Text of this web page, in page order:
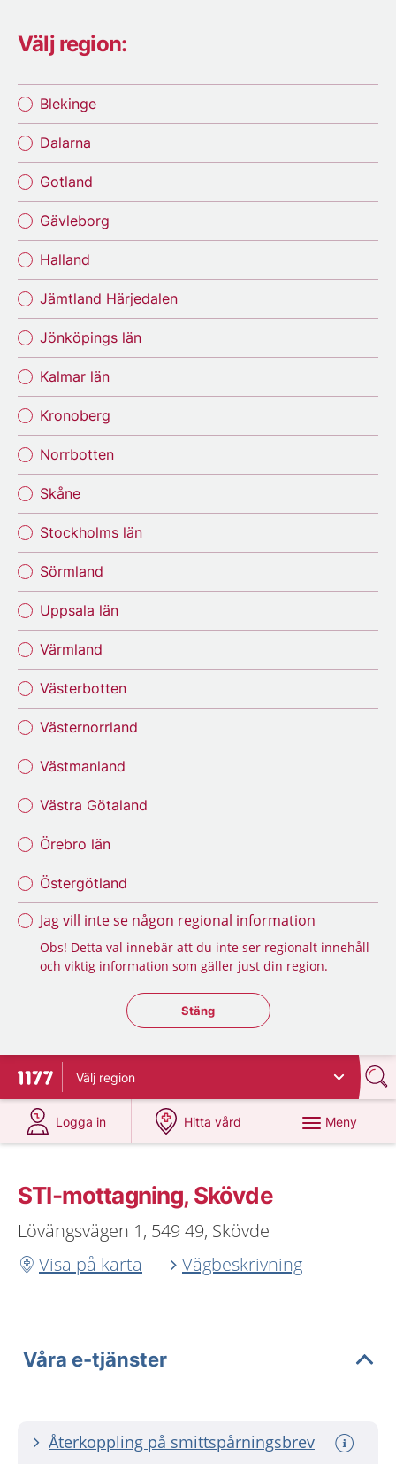
Välj region:
Blekinge
Dalarna
Gotland
Gävleborg
Halland
Jämtland Härjedalen
Jönköpings län
Kalmar län
Kronoberg
Norrbotten
Skåne
Stockholms län
Sörmland
Uppsala län
Värmland
Västerbotten
Västernorrland
Västmanland
Västra Götaland
Örebro län
Östergötland
Jag vill inte se någon regional information
Obs! Detta val innebär att du inte ser regionalt innehåll
och viktig information som gäller just din region.
Stäng regionsväljaren
Stäng
Till startsidan för 1177
Välj region
Logga in
på 1177.se
Hitta vård
på 1177.se
Meny
STI-mottagning, Skövde
Lövängsvägen 1, 549 49, Skövde
Visa på karta
Vägbeskrivning
Våra e-tjänster
Återkoppling på smittspårningsbrev